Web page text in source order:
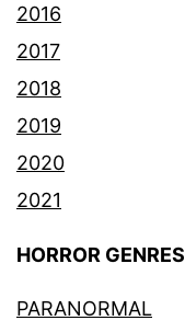
2016
2017
2018
2019
2020
2021
HORROR GENRES
PARANORMAL